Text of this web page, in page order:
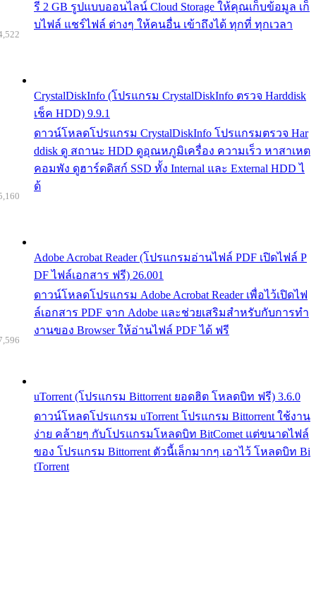
รี 2 GB รูปแบบออนไลน์ Cloud Storage ให้คุณเก็บข้อมูล เก็
บไฟล์ แชร์ไฟล์ ต่างๆ ให้คนอื่น เข้าถึงได้ ทุกที่ ทุกเวลา
CrystalDiskInfo (โปรแกรม CrystalDiskInfo ตรวจ Harddisk
เช็ค HDD) 9.9.1
ดาวน์โหลดโปรแกรม CrystalDiskInfo โปรแกรมตรวจ Har
ddisk ดู สถานะ HDD ดูอุณหภูมิเครื่อง ความเร็ว หาสาเหต
คอมพัง ดูฮาร์ดดิสก์ SSD ทั้ง Internal และ External HDD ไ
ด้
Adobe Acrobat Reader (โปรแกรมอ่านไฟล์ PDF เปิดไฟล์ P
DF ไฟล์เอกสาร ฟรี) 26.001
ดาวน์โหลดโปรแกรม Adobe Acrobat Reader เพื่อไว้เปิดไฟ
ล์เอกสาร PDF จาก Adobe และช่วยเสริมสำหรับกับการทำ
งานของ Browser ให้อ่านไฟล์ PDF ได้ ฟรี
uTorrent (โปรแกรม Bittorrent ยอดฮิต โหลดบิท ฟรี) 3.6.0
ดาวน์โหลดโปรแกรม uTorrent โปรแกรม Bittorrent ใช้งาน
ง่าย คล้ายๆ กับโปรแกรมโหลดบิท BitComet แต่ขนาดไฟล์
ของ โปรแกรม Bittorrent ตัวนี้เล็กมากๆ เอาไว้ โหลดบิท Bi
tTorrent